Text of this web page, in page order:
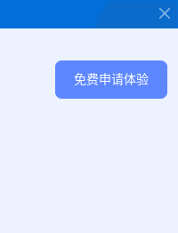
免费申请体验